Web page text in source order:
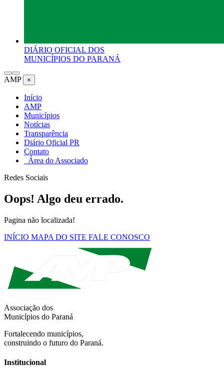
DIÁRIO OFICIAL DOS
MUNICÍPIOS DO PARANÁ
AMP ×
Início
AMP
Municípios
Notícias
Transparência
Diário Oficial PR
Contato
Área do Associado
Redes Sociais
Oops! Algo deu errado.
Pagina não localizada!
INÍCIO MAPA DO SITE FALE CONOSCO
Associação dos
Municípios do Paraná
Fortalecendo municípios,
construindo o futuro do Paraná.
Institucional